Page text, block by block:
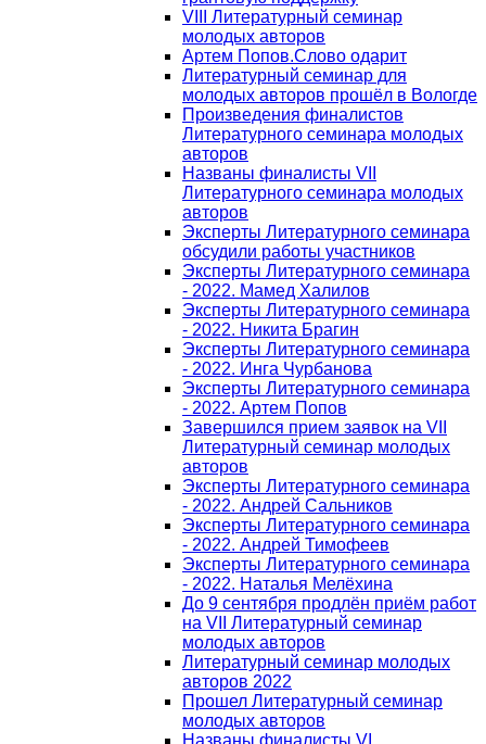
VIII Литературный семинар
молодых авторов
Артем Попов.Слово одарит
Литературный семинар для
молодых авторов прошёл в Вологде
Произведения финалистов
Литературного семинара молодых
авторов
Названы финалисты VII
Литературного семинара молодых
авторов
Эксперты Литературного семинара
обсудили работы участников
Эксперты Литературного семинара
- 2022. Мамед Халилов
Эксперты Литературного семинара
- 2022. Никита Брагин
Эксперты Литературного семинара
- 2022. Инга Чурбанова
Эксперты Литературного семинара
- 2022. Артем Попов
Завершился прием заявок на VII
Литературный семинар молодых
авторов
Эксперты Литературного семинара
- 2022. Андрей Сальников
Эксперты Литературного семинара
- 2022. Андрей Тимофеев
Эксперты Литературного семинара
- 2022. Наталья Мелёхина
До 9 сентября продлён приём работ
на VII Литературный семинар
молодых авторов
Литературный семинар молодых
авторов 2022
Прошел Литературный семинар
молодых авторов
Названы финалисты VI